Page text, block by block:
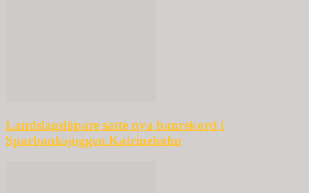
Landslagslöpare satte nya banrekord i
Sparbanksjoggen Katrineholm